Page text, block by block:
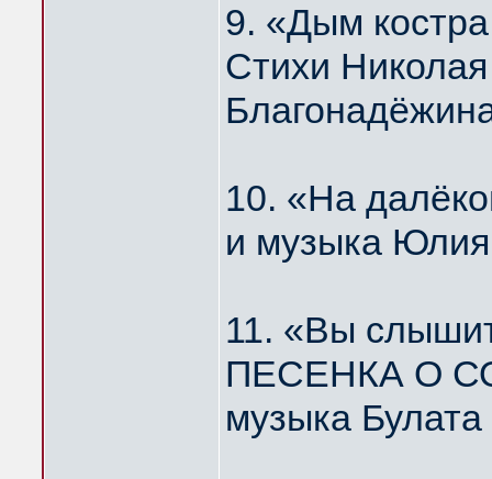
9. «Дым
Стихи
10. «На
и музыка
11. «Вы
ПЕСЕНКА О
музыка